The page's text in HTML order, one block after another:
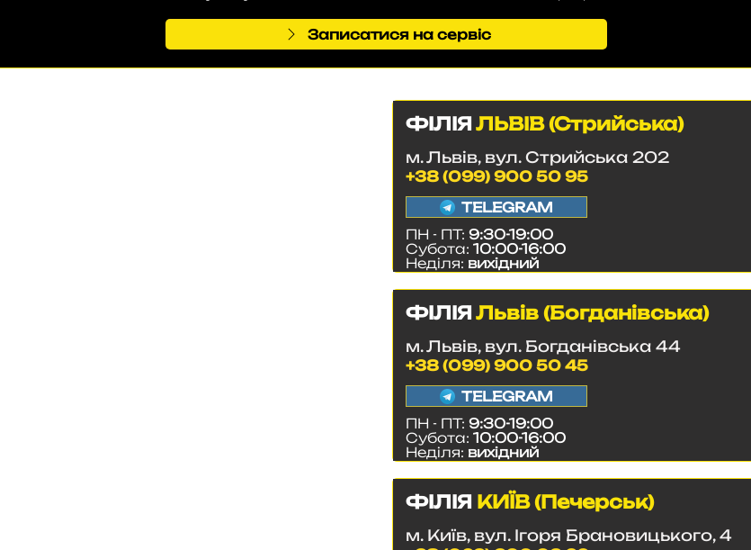
Записатися на сервіс
ФІЛІЯ ЛЬВІВ (Стрийська)
м. Львів, вул. Стрийська 202
+38 (099) 900 50 95
TELEGRAM
ПН - ПТ: 9:30-19:00
Субота: 10:00-16:00
Неділя: вихідний
ФІЛІЯ Львів (Богданівська)
м. Львів, вул. Богданівська 44
+38 (099) 900 50 45
TELEGRAM
ПН - ПТ: 9:30-19:00
Субота: 10:00-16:00
Неділя: вихідний
ФІЛІЯ КИЇВ (Печерськ)
м. Київ, вул. Ігоря Брановицького, 4